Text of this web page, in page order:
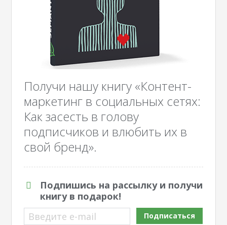
Получи нашу книгу «Контент-
маркетинг в социальных сетях:
Как засесть в голову
подписчиков и влюбить их в
свой бренд».
Подпишись на рассылку и получи
книгу в подарок!
Введите e-mail
Подписаться